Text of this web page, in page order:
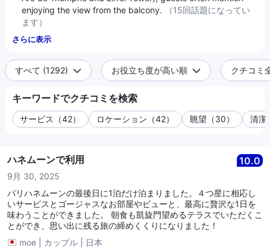
enjoying the view from the balcony.
（15回話題になってい
ます）
さらに表示
すべて (1292) お役立ち度が高い順 クチコミ
キーワードでクチコミを検索
サービス（42） ロケーション（42） 眺望（30） 清潔
ハネムーンで利用 10.0
9月 30, 2025
パリハネムーンの最後日に1泊だけ泊まりました。４つ星に相応し
いサービスとゴージャスなお部屋やビューと、最高に贅沢な1日を
味わうことができました。 朝食も凱旋門望めるテラスでいただくこ
とができ、思い出に残る旅の締めくくりになりました！
moe
カップル
日本